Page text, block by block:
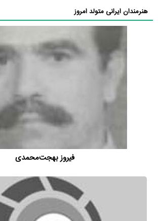
هنرمندان ایرانی متولد امروز
فیروز بهجت‌محمدی